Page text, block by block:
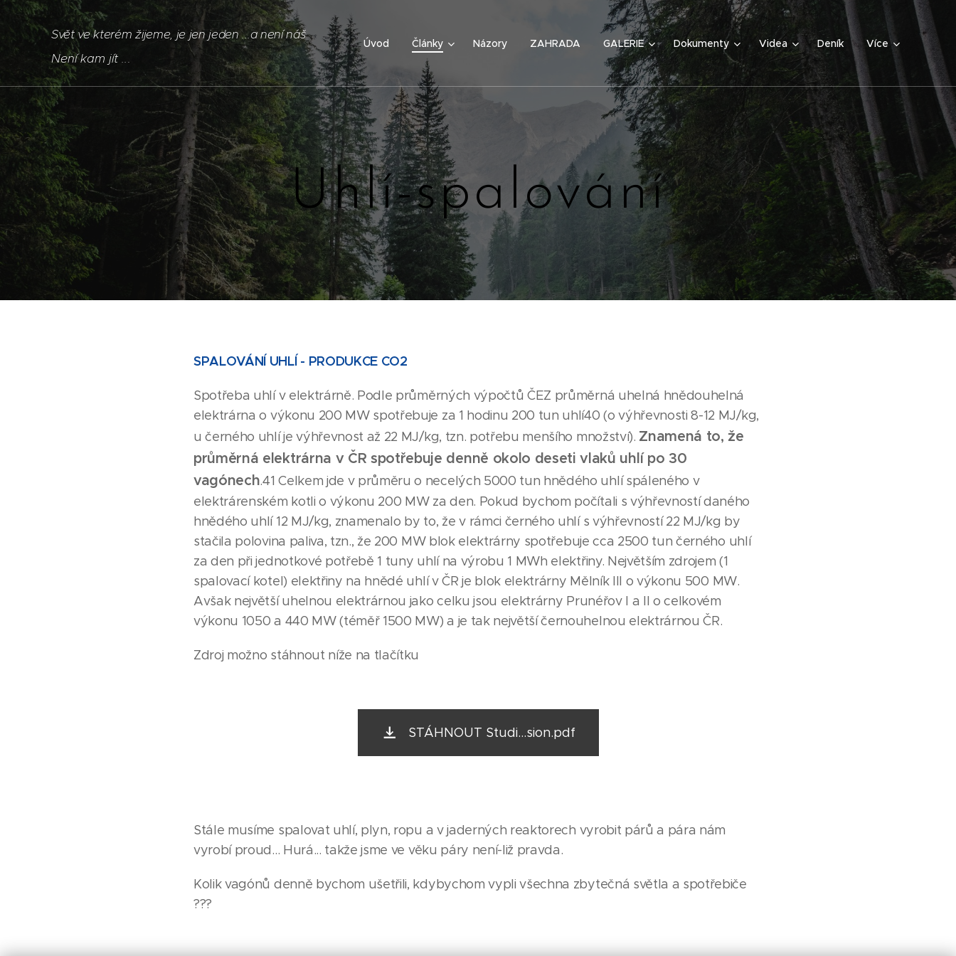
Svět ve kterém žijeme, je jen jeden ...a není náš
Není kam jít ...
Úvod Články Názory ZAHRADA GALERIE Dokumenty Videa Deník Více
Uhlí-spalování
SPALOVÁNÍ UHLÍ - PRODUKCE CO2
Spotřeba uhlí v elektrárně. Podle průměrných výpočtů ČEZ průměrná uhelná hnědouhelná
elektrárna o výkonu 200 MW spotřebuje za 1 hodinu 200 tun uhlí40 (o výhřevnosti 8-12 MJ/kg,
u černého uhlí je výhřevnost až 22 MJ/kg, tzn. potřebu menšího množství). Znamená to, že
průměrná elektrárna v ČR spotřebuje denně okolo deseti vlaků uhlí po 30
vagónech.41 Celkem jde v průměru o necelých 5000 tun hnědého uhlí spáleného v
elektrárenském kotli o výkonu 200 MW za den. Pokud bychom počítali s výhřevností daného
hnědého uhlí 12 MJ/kg, znamenalo by to, že v rámci černého uhlí s výhřevností 22 MJ/kg by
stačila polovina paliva, tzn., že 200 MW blok elektrárny spotřebuje cca 2500 tun černého uhlí
za den při jednotkové potřebě 1 tuny uhlí na výrobu 1 MWh elektřiny. Největším zdrojem (1
spalovací kotel) elektřiny na hnědé uhlí v ČR je blok elektrárny Mělník III o výkonu 500 MW.
Avšak největší uhelnou elektrárnou jako celku jsou elektrárny Prunéřov I a II o celkovém
výkonu 1050 a 440 MW (téměř 1500 MW) a je tak největší černouhelnou elektrárnou ČR.
Zdroj možno stáhnout níže na tlačítku
STÁHNOUT Studi...sion.pdf
Stále musíme spalovat uhlí, plyn, ropu a v jaderných reaktorech vyrobit párů a pára nám
vyrobí proud... Hurá... takže jsme ve věku páry není-liž pravda.
Kolik vagónů denně bychom ušetřili, kdybychom vypli všechna zbytečná světla a spotřebiče
???